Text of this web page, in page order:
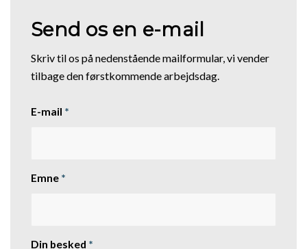
Send os en e-mail
Skriv til os på nedenstående mailformular, vi vender
tilbage den førstkommende arbejdsdag.
E-mail *
Emne *
Din besked *